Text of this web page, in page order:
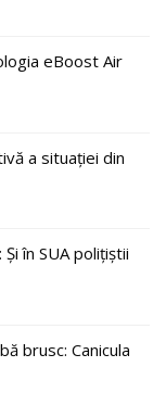
eBoost Air
a situației din
în SUA polițiștii
brusc: Canicula